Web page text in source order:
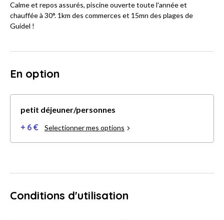
Calme et repos assurés, piscine ouverte toute l'année et
chauffée à 30°. 1km des commerces et 15mn des plages de
Guidel !
En option
petit déjeuner/personnes
+ 6 € Selectionner mes options
Conditions d'utilisation